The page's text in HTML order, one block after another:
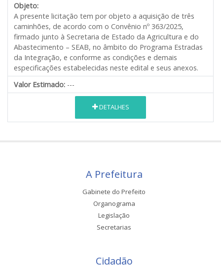
Objeto:
A presente licitação tem por objeto a aquisição de três
caminhões, de acordo com o Convênio nº 363/2025,
firmado junto à Secretaria de Estado da Agricultura e do
Abastecimento – SEAB, no âmbito do Programa Estradas
da Integração, e conforme as condições e demais
especificações estabelecidas neste edital e seus anexos.
Valor Estimado: ---
DETALHES
A Prefeitura
Gabinete do Prefeito
Organograma
Legislação
Secretarias
Cidadão